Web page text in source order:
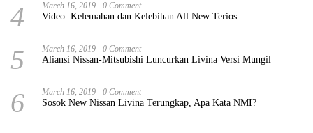
4 March 16, 2019 0 Comment
Video: Kelemahan dan Kelebihan All New Terios
5 March 16, 2019 0 Comment
Aliansi Nissan-Mitsubishi Luncurkan Livina Versi Mungil
6 March 16, 2019 0 Comment
Sosok New Nissan Livina Terungkap, Apa Kata NMI?